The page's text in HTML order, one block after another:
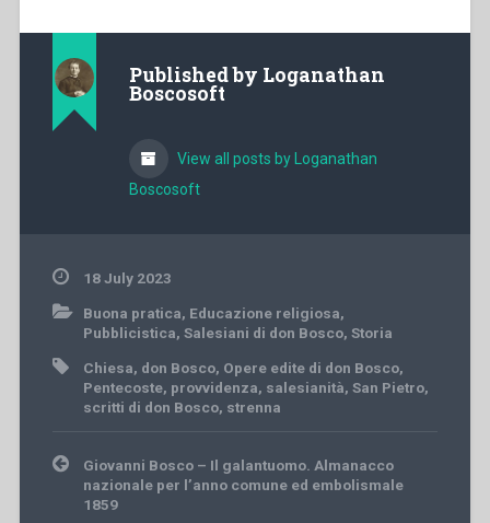
Published by Loganathan
Boscosoft
View all posts by Loganathan
Boscosoft
18 July 2023
Buona pratica, Educazione religiosa,
Pubblicistica, Salesiani di don Bosco, Storia
Chiesa, don Bosco, Opere edite di don Bosco,
Pentecoste, provvidenza, salesianità, San Pietro,
scritti di don Bosco, strenna
Post
navigation
Giovanni Bosco – Il galantuomo. Almanacco
nazionale per l’anno comune ed embolismale
1859